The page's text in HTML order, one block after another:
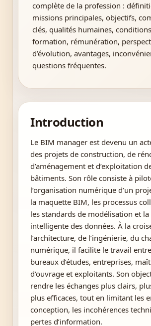
complète de la profession :
missions principales, objectifs,
clés, qualités humaines,
formation, rémunération,
d’évolution, avantages,
questions fréquentes.
Introduction
Le BIM manager est devenu un
des projets de construction, de
d’aménagement et d’exploitation
bâtiments. Son rôle consiste à
l’organisation numérique d’un
la maquette BIM, les processus
les standards de modélisation et
intelligente des données. À la
l’architecture, de l’ingénierie, du
numérique, il facilite le travail
bureaux d’études, entreprises,
d’ouvrage et exploitants. Son
rendre les échanges plus clairs,
plus efficaces, tout en limitant les
conception, les incohérences
pertes d’information.